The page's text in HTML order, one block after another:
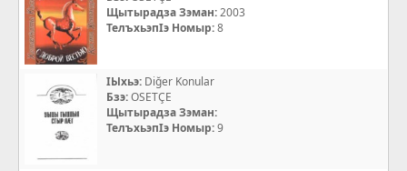
Щытырадза Зэман:2003
ТелъхьэпIэ Номыр:8
IЫхьэ: Diğer Konular
Бзэ:OSETÇE
Щытырадза Зэман:
ТелъхьэпIэ Номыр:9